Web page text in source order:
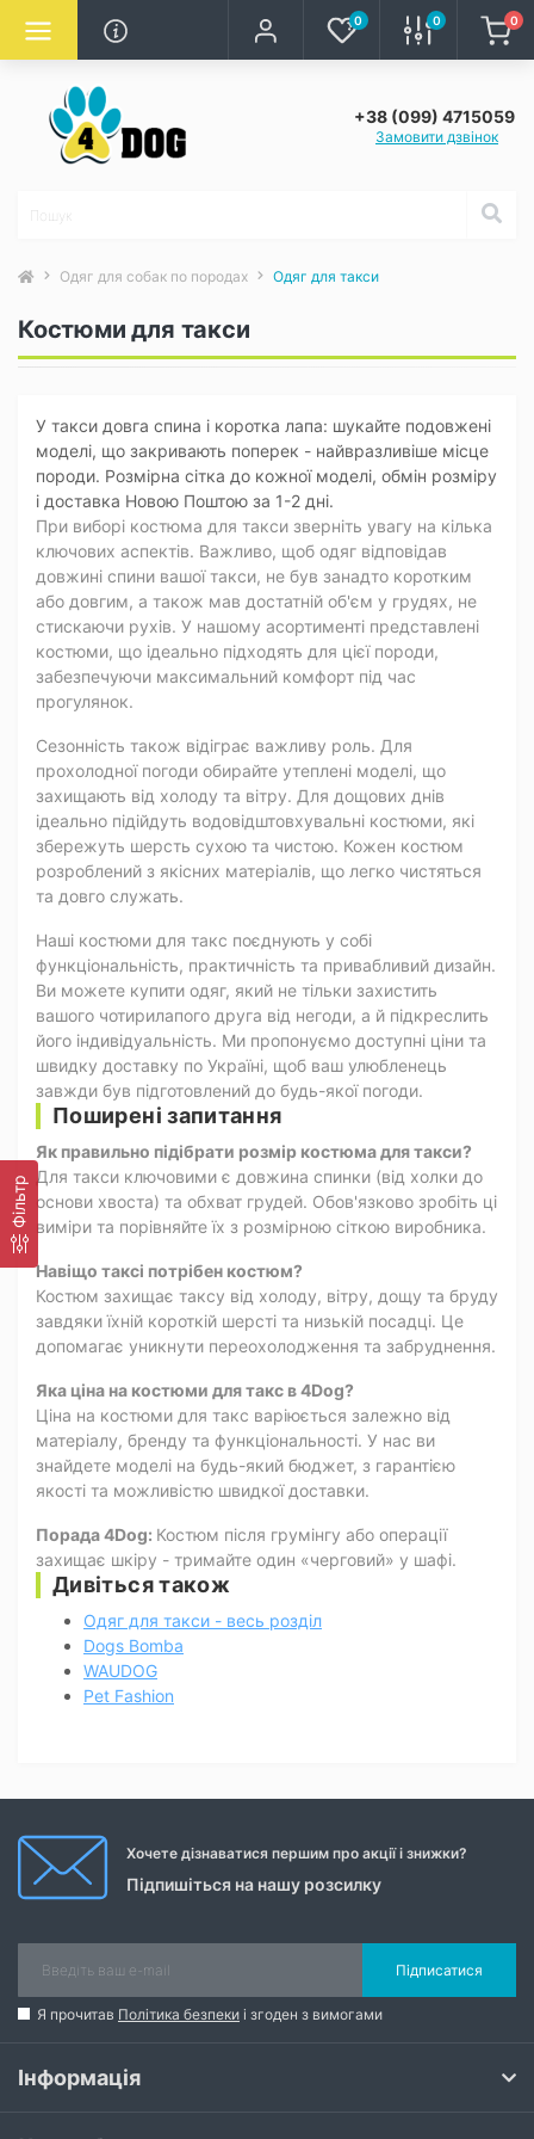
0 0 0
+38 (099) 4715059
Замовити дзвінок
Одяг для собак по породах Одяг для такси
Костюми для такси
Фільтр
У такси довга спина і коротка лапа: шукайте подовжені
моделі, що закривають поперек - найвразливіше місце
породи. Розмірна сітка до кожної моделі, обмін розміру
і доставка Новою Поштою за 1-2 дні.
При виборі костюма для такси зверніть увагу на кілька
ключових аспектів. Важливо, щоб одяг відповідав
довжині спини вашої такси, не був занадто коротким
або довгим, а також мав достатній об'єм у грудях, не
стискаючи рухів. У нашому асортименті представлені
костюми, що ідеально підходять для цієї породи,
забезпечуючи максимальний комфорт під час
прогулянок.
Сезонність також відіграє важливу роль. Для
прохолодної погоди обирайте утеплені моделі, що
захищають від холоду та вітру. Для дощових днів
ідеально підійдуть водовідштовхувальні костюми, які
збережуть шерсть сухою та чистою. Кожен костюм
розроблений з якісних матеріалів, що легко чистяться
та довго служать.
Наші костюми для такс поєднують у собі
функціональність, практичність та привабливий дизайн.
Ви можете купити одяг, який не тільки захистить
вашого чотирилапого друга від негоди, а й підкреслить
його індивідуальність. Ми пропонуємо доступні ціни та
швидку доставку по Україні, щоб ваш улюбленець
завжди був підготовлений до будь-якої погоди.
Поширені запитання
Як правильно підібрати розмір костюма для такси?
Для такси ключовими є довжина спинки (від холки до
основи хвоста) та обхват грудей. Обов'язково зробіть ці
виміри та порівняйте їх з розмірною сіткою виробника.
Навіщо таксі потрібен костюм?
Костюм захищає таксу від холоду, вітру, дощу та бруду
завдяки їхній короткій шерсті та низькій посадці. Це
допомагає уникнути переохолодження та забруднення.
Яка ціна на костюми для такс в 4Dog?
Ціна на костюми для такс варіюється залежно від
матеріалу, бренду та функціональності. У нас ви
знайдете моделі на будь-який бюджет, з гарантією
якості та можливістю швидкої доставки.
Порада 4Dog: Костюм після грумінгу або операції
захищає шкіру - тримайте один «черговий» у шафі.
Дивіться також
Одяг для такси - весь розділ
Dogs Bomba
WAUDOG
Pet Fashion
Хочете дізнаватися першим про акції і знижки?
Підпишіться на нашу розсилку
Підписатися
Я прочитав Політика безпеки і згоден з вимогами
Інформація